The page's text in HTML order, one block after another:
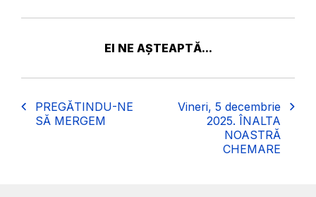
EI NE AȘTEAPTĂ...
PREGĂTINDU-NE
SĂ MERGEM
Vineri, 5 decembrie
2025. ÎNALTA
NOASTRĂ
CHEMARE